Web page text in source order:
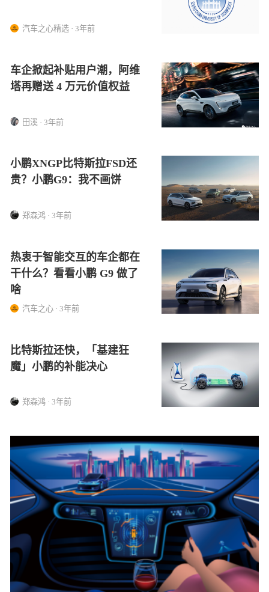
汽车之心精选 · 3年前
车企掀起补贴用户潮，阿维
塔再赠送 4 万元价值权益
田溪 · 3年前
小鹏XNGP比特斯拉FSD还
贵？小鹏G9：我不画饼
郑森鸿 · 3年前
热衷于智能交互的车企都在
干什么？看看小鹏 G9 做了
啥
汽车之心 · 3年前
比特斯拉还快，「基建狂
魔」小鹏的补能决心
郑森鸿 · 3年前